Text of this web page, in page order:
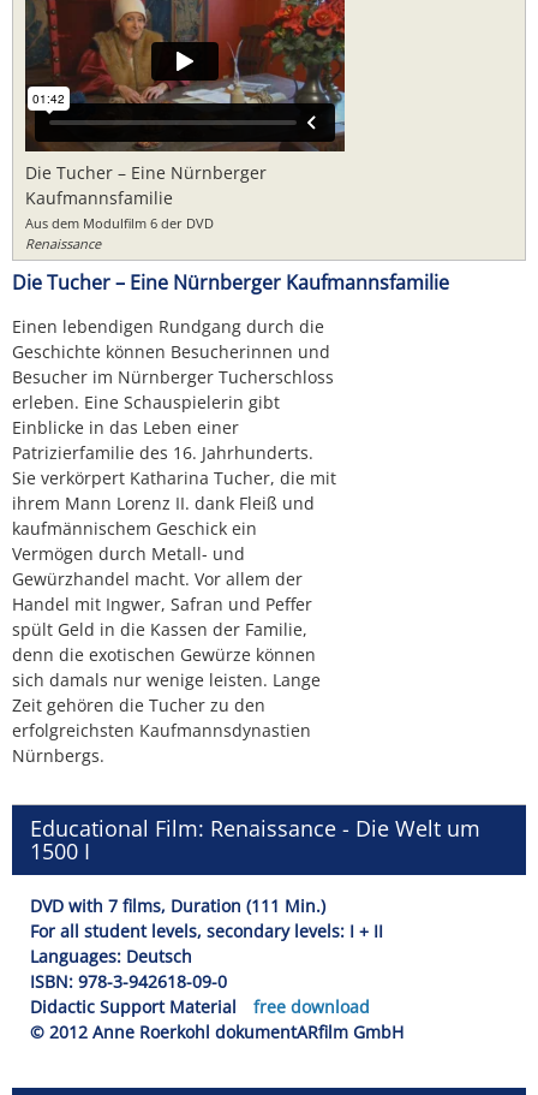
Die Tucher – Eine Nürnberger
Kaufmannsfamilie
Aus dem Modulfilm 6 der DVD
Renaissance
Die Tucher – Eine Nürnberger Kaufmannsfamilie
Einen lebendigen Rundgang durch die
Geschichte können Besucherinnen und
Besucher im Nürnberger Tucherschloss
erleben. Eine Schauspielerin gibt
Einblicke in das Leben einer
Patrizierfamilie des 16. Jahrhunderts.
Sie verkörpert Katharina Tucher, die mit
ihrem Mann Lorenz II. dank Fleiß und
kaufmännischem Geschick ein
Vermögen durch Metall- und
Gewürzhandel macht. Vor allem der
Handel mit Ingwer, Safran und Peffer
spült Geld in die Kassen der Familie,
denn die exotischen Gewürze können
sich damals nur wenige leisten. Lange
Zeit gehören die Tucher zu den
erfolgreichsten Kaufmannsdynastien
Nürnbergs.
Educational Film: Renaissance - Die Welt um
1500 I
DVD with 7 films, Duration (111 Min.)
For all student levels, secondary levels: I + II
Languages: Deutsch
ISBN: 978-3-942618-09-0
Didactic Support Material
free download
© 2012 Anne Roerkohl dokumentARfilm GmbH